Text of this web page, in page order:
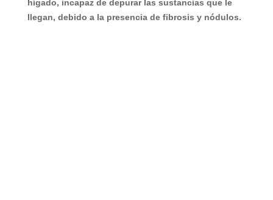
hígado, incapaz de depurar las sustancias que le
llegan, debido a la presencia de fibrosis y nódulos.